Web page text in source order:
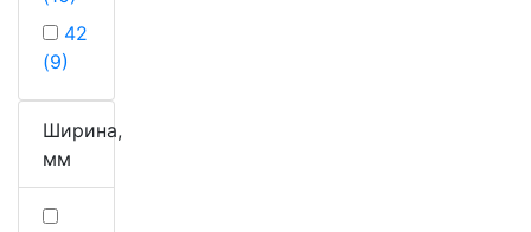
42
(9)
Ширина,
мм